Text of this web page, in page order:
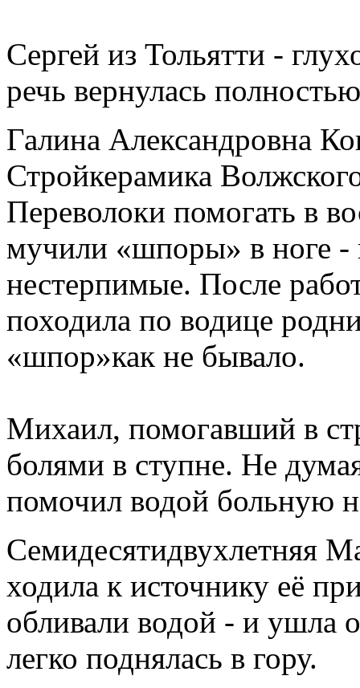
Сергей из Тольятти -
речь вернулась
Галина Александровна
Стройкерамика
Переволоки помогать в
мучили «шпоры» в ноге -
нестерпимые. После
походила по водице
«шпор»как не бывало.
Михаил, помогавший в
болями в ступне. Не
помочил водой больную
Семидесятидвухлетняя
ходила к источнику её
обливали водой - и ушла
легко поднялась в гору.